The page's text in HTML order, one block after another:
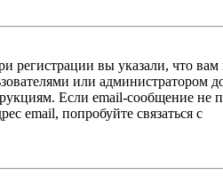
регистрации вы указали, что вам
или администратором
Если email-сообщение не
email, попробуйте связаться с